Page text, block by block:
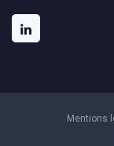
Mentions